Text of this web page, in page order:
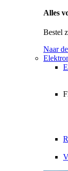
Alles
Bestel
Naar